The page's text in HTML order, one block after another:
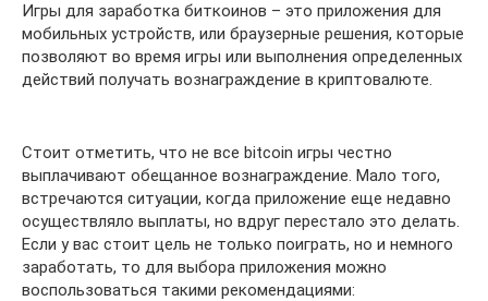
Игры для заработка биткоинов – это приложения для
мобильных устройств, или браузерные решения, которые
позволяют во время игры или выполнения определенных
действий получать вознаграждение в криптовалюте.
Стоит отметить, что не все bitcoin игры честно
выплачивают обещанное вознаграждение. Мало того,
встречаются ситуации, когда приложение еще недавно
осуществляло выплаты, но вдруг перестало это делать.
Если у вас стоит цель не только поиграть, но и немного
заработать, то для выбора приложения можно
воспользоваться такими рекомендациями: